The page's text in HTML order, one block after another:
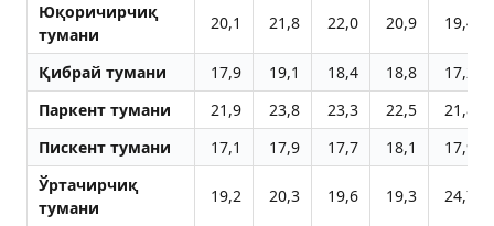
Юқоричирчиқ
тумани
20,1 21,8 22,0 20,9 19,4
Қибрай тумани 17,9 19,1 18,4 18,8
17,2
Паркент тумани
21,9 23,8 23,3 22,5
21,8
Пискент тумани
17,1 17,9 17,7 18,1
17,9
Ўртачирчиқ
тумани
19,2 20,3 19,6 19,3 24,7